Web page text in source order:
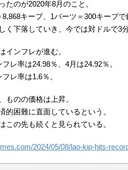
たのが2020年8月のこと。
キープ、1バーツ＝300キープで
く下落していき、今では対ドルで3
インフレが進む。
レ率は24.98％、4月は24.92％。
レ率は1.6％。
ものの価格は上昇。
的困難に直面しているという。
この先も続くと見られている。
2024/05/08/lao-kip-hits-